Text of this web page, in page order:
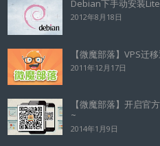
Debian下手动安装
2012年8月18日
【微魔部落】VPS迁
2011年12月17日
【微魔部落】开启官
~
2014年1月9日